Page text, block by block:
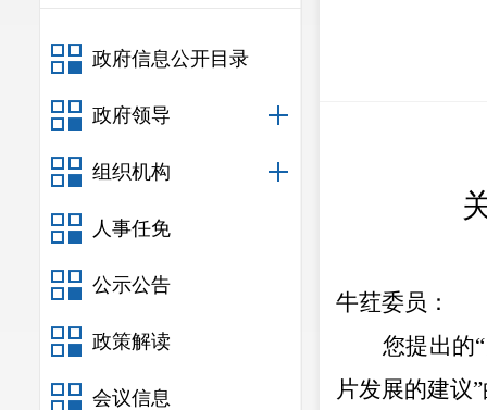
政府信息公开目录
政府领导
组织机构
人事任免
公示公告
政策解读
会议信息
牛荭委员：
您提出的“
片发展的建议”